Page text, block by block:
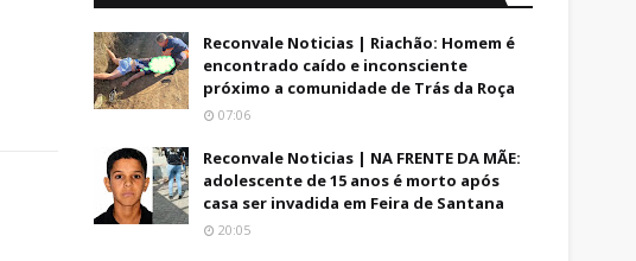
Reconvale Noticias | Riachão: Homem é
encontrado caído e inconsciente
próximo a comunidade de Trás da Roça
07:06
Reconvale Noticias | NA FRENTE DA MÃE:
adolescente de 15 anos é morto após
casa ser invadida em Feira de Santana
20:05